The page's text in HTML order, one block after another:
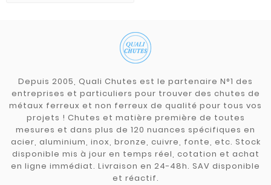
Depuis 2005, Quali Chutes est le partenaire N°1 des
entreprises et particuliers pour trouver des chutes de
métaux ferreux et non ferreux de qualité pour tous vos
projets ! Chutes et matière première de toutes
mesures et dans plus de 120 nuances spécifiques en
acier, aluminium, inox, bronze, cuivre, fonte, etc. Stock
disponible mis à jour en temps réel, cotation et achat
en ligne immédiat. Livraison en 24-48h. SAV disponible
et réactif.